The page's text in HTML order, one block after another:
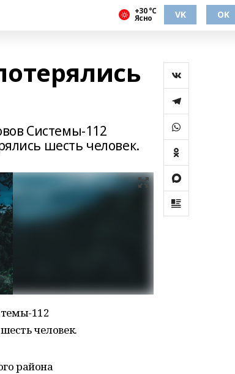
+30 °С
Ясно VK OK
Системы-112
шесть человек.
112
человек.
района